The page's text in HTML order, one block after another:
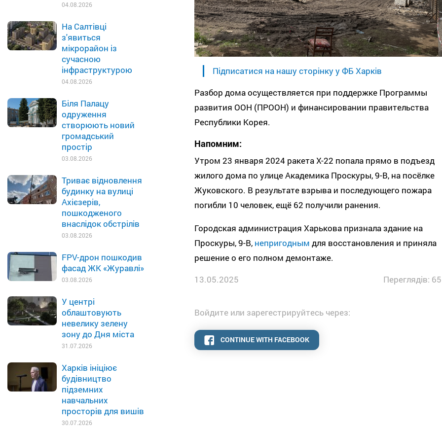
04.08.2026
На Салтівці
з'явиться
мікрорайон із
сучасною
інфраструктурою
04.08.2026
Біля Палацу
одруження
створюють новий
громадський
простір
03.08.2026
Триває відновлення
будинку на вулиці
Ахієзерів,
пошкодженого
внаслідок обстрілів
03.08.2026
FPV-дрон пошкодив
фасад ЖК «Журавлі»
03.08.2026
У центрі
облаштовують
невелику зелену
зону до Дня міста
31.07.2026
Харків ініціює
будівництво
підземних
навчальних
просторів для вишів
30.07.2026
Підписатися на нашу сторінку у ФБ Харків
Разбор дома осуществляется при поддержке Программы
развития ООН (ПРООН) и финансировании правительства
Республики Корея.
Напомним:
Утром 23 января 2024 ракета Х-22 попала прямо в подъезд
жилого дома по улице Академика Проскуры, 9-В, на посёлке
Жуковского. В результате взрыва и последующего пожара
погибли 10 человек, ещё 62 получили ранения.
Городская администрация Харькова признала здание на
Проскуры, 9-В, непригодным для восстановления и приняла
решение о его полном демонтаже.
13.05.2025
Переглядів:
Войдите или зарегестрируйтесь через:
CONTINUE WITH FACEBOOK